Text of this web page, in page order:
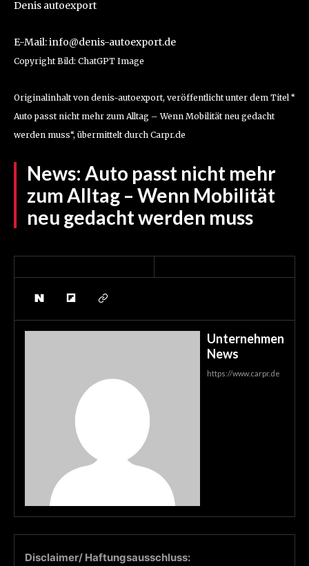
Denis autoexport
E-Mail: info@denis-autoexport.de
Copyright Bild: ChatGPT Image
Originalinhalt von denis-autoexport, veröffentlicht unter dem Titel “
Auto passt nicht mehr zum Alltag – Wenn Mobilität neu gedacht
werden muss“, übermittelt durch Carpr.de
News: Auto passt nicht mehr
zum Alltag – Wenn Mobilität
neu gedacht werden muss
Unternehmen
News
https://www.carpr.de
Disclaimer/ Haftungsausschluss: